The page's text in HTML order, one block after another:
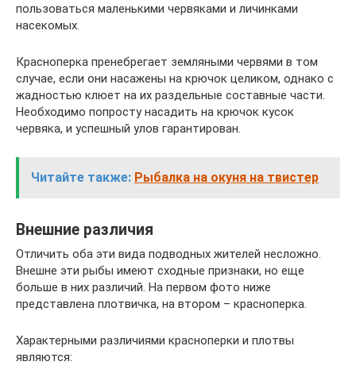
пользоваться маленькими червяками и личинками
насекомых.
Красноперка пренебрегает земляными червями в том
случае, если они насажены на крючок целиком, однако с
жадностью клюет на их раздельные составные части.
Необходимо попросту насадить на крючок кусок
червяка, и успешный улов гарантирован.
Читайте также: Рыбалка на окуня на твистер
Внешние различия
Отличить оба эти вида подводных жителей несложно.
Внешне эти рыбы имеют сходные признаки, но еще
больше в них различий. На первом фото ниже
представлена плотвичка, на втором – красноперка.
Характерными различиями красноперки и плотвы
являются: